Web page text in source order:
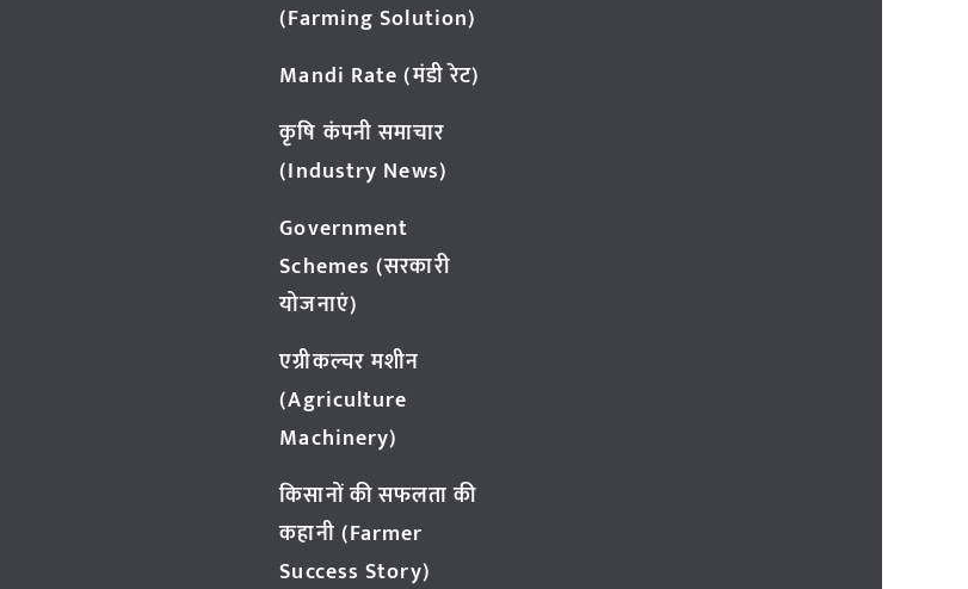
(Farming Solution)
Mandi Rate (मंडी रेट)
कृषि कंपनी समाचार
(Industry News)
Government
Schemes (सरकारी
योजनाएं)
एग्रीकल्चर मशीन
(Agriculture
Machinery)
किसानों की सफलता की
कहानी (Farmer
Success Story)